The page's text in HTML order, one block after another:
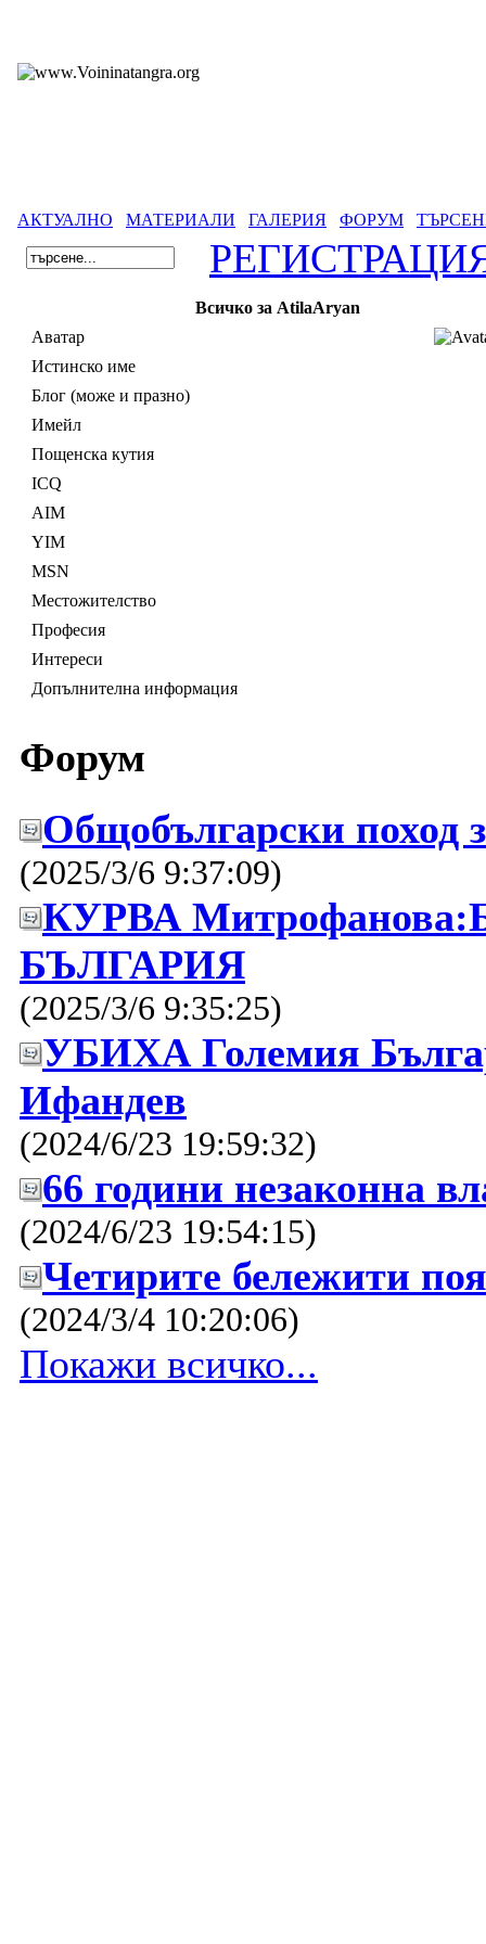
АКТУАЛНО МАТЕРИАЛИ ГАЛЕРИЯ ФОРУМ
Всичко за AtilaAryan
Аватар
Истинско име
Блог (може и празно)
Имейл
Пощенска кутия
ICQ
AIM
YIM
MSN
Местожителство
Професия
Интереси
Допълнителна информация
Форум
Общобългарски поход
(2025/3/6 9:37:09)
КУРВА
БЪЛГАРИЯ
(2025/3/6 9:35:25)
УБИХА Големия
Ифандев
(2024/6/23 19:59:32)
66 години незаконна
(2024/6/23 19:54:15)
Четирите бележити
(2024/3/4 10:20:06)
Покажи всичко...